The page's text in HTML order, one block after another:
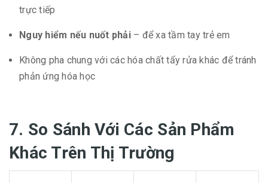
trực tiếp
Nguy hiểm nếu nuốt phải– để xa tầm tay trẻ em
Không pha chung với các hóa chất tẩy rửa khác để tránh
phản ứng hóa học
7. So Sánh Với Các Sản Phẩm
Khác Trên Thị Trường